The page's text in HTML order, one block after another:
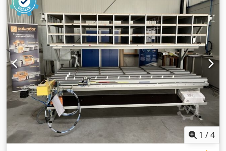
com aparafusadora especial RU-SH, mesa de apoio
comprimento 4000 mm, largura 1400 mm, inclinação da
plataforma de trabalho ajustável manualmente. Suporte
para tesoura de fixação ou prensa de fixação. 16 suportes
giratórios para fixar as asas, totalmente rebatíveis
pneumaticamente para permitir o deslocamento sem
obstáculos das asas na superfície da mesa. Dispositivo
para detetar o comprimento da fixação da asa, para um
posicionamento constante e variável/centralizado da
transmissão para asas já perfuradas, identificação visual
Dksdped Ih Husfx Afasr das dimensões das fixações. RU-
SH, aparafusadora especial com corte de profundidade
pneumático, montada num carro de deslocamento,
controle de segurança, ajuste de altura pneumático,
1 /4